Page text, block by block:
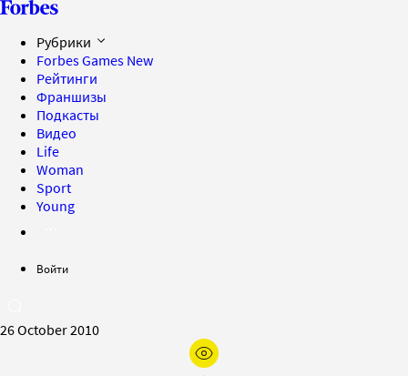
Рубрики
Forbes Games New
Рейтинги
Франшизы
Подкасты
Видео
Life
Woman
Sport
Young
Войти
26 October 2010